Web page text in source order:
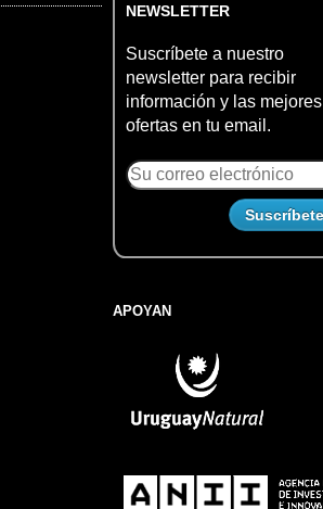
NEWSLETTER
Suscríbete a nuestro
newsletter para recibir
información y las mejores
ofertas en tu email.
APOYAN